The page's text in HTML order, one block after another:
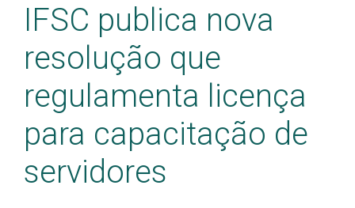
IFSC publica nova
resolução que
regulamenta licença
para capacitação de
servidores